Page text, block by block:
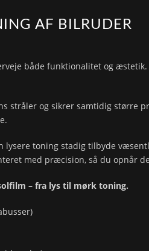
AF BILRUDER
både funktionalitet og
stråler og sikrer samtidig
lysere toning stadig tilbyde
med præcision, så du opnår
– fra lys til mørk toning.